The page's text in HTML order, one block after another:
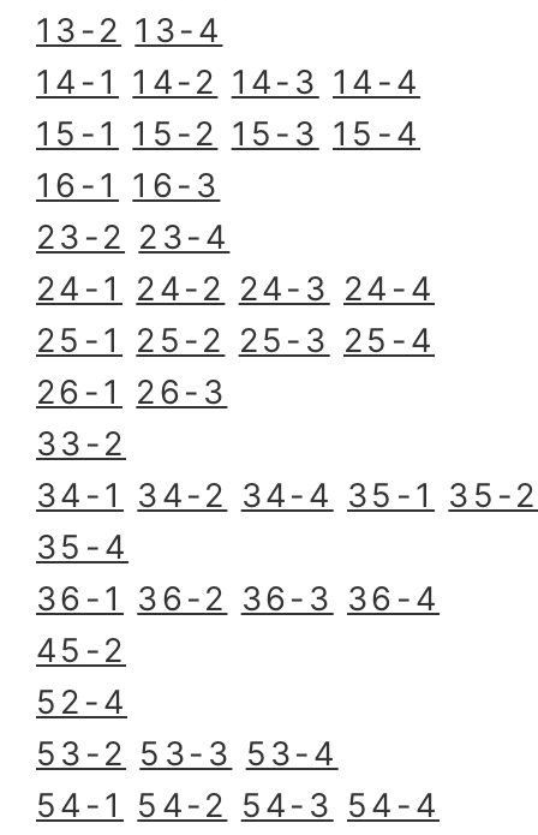
13-2 13-4
14-1 14-2 14-3 14-4
15-1 15-2 15-3 15-4
16-1 16-3
23-2 23-4
24-1
24-2 24-3 24-4
25-1
25-2 25-3 25-4
26-1
26-3
33-2
34-1
34-2 34-4 35-1
35-2
35-4
36-1
36-2 36-3 36-4
45-2
52-4
53-2 53-3 53-4
54-1
54-2 54-3 54-4